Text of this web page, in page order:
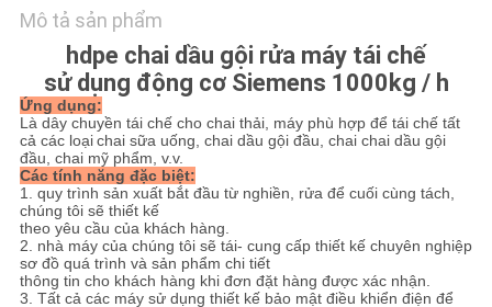
COMPANY
NEWS
SƠ
ĐỒ
TRANG
WEB
Mô tả sản phẩm
hdpe chai dầu gội rửa máy tái chế
sử dụng động cơ Siemens 1000kg / h
Ứng dụng:
Là dây chuyền tái chế cho chai thải, máy phù hợp để tái chế tất
cả các loạichai sữa uống, chai dầu gội đầu, chai chai dầu gội
đầu, chai mỹ phẩm, v.v.
Các tính năng đặc biệt:
1. quy trình sản xuất bắt đầu từ nghiền, rửa để cuối cùng tách,
chúng tôi sẽ thiết kế
theo yêu cầu của khách hàng.
2. nhà máy của chúng tôi sẽ tái- cung cấp thiết kế chuyên nghiệp
sơ đồ quá trình và sản phẩm chi tiết
thông tin cho khách hàng khi đơn đặt hàng được xác nhận.
3. Tất cả các máy sử dụng thiết kế bảo mật điều khiển điện để